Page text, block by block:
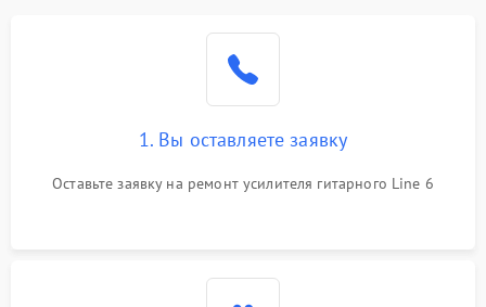
1. Вы оставляете заявку
Оставьте заявку на ремонт усилителя гитарного Line 6